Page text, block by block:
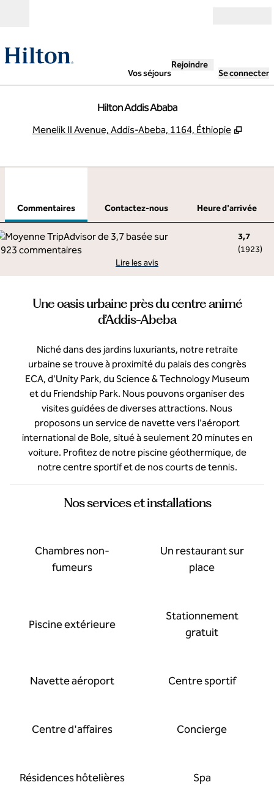
Vos séjours
Rejoindre
Se connecter
Hilton Addis Ababa
Menelik II Avenue, Addis-Abeba, 1164, Éthiopie ,
Commentaires Contactez-nous
Heure d'arrivée
3,7
(1923)
Lire les avis
Une oasis urbaine près du centre animé
d’Addis-Abeba
Niché dans des jardins luxuriants, notre retraite
urbaine se trouve à proximité du palais des congrès
ECA, d'Unity Park, du Science & Technology Museum
et du Friendship Park. Nous pouvons organiser des
visites guidées de diverses attractions. Nous
proposons un service de navette vers l'aéroport
international de Bole, situé à seulement 20 minutes en
voiture. Profitez de notre piscine géothermique, de
notre centre sportif et de nos courts de tennis.
Nos services et installations
Chambres non-
fumeurs
Un restaurant sur
place
Piscine extérieure
Stationnement
gratuit
Navette aéroport Centre sportif
Centre d'affaires Concierge
Résidences hôtelières Spa